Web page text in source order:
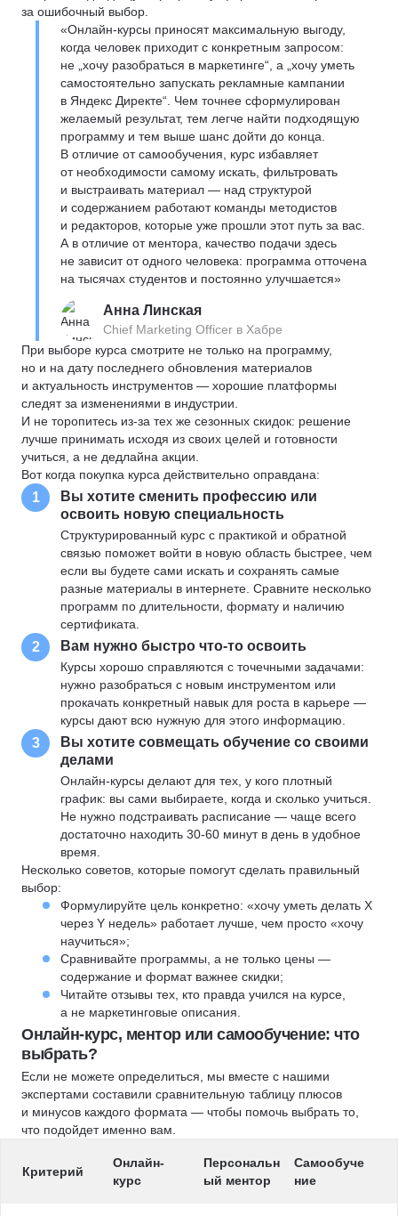
за ошибочный выбор.
«Онлайн-курсы приносят максимальную выгоду,
когда человек приходит с конкретным запросом:
не „хочу разобраться в маркетинге“, а „хочу уметь
самостоятельно запускать рекламные кампании
в Яндекс Директе“. Чем точнее сформулирован
желаемый результат, тем легче найти подходящую
программу и тем выше шанс дойти до конца.
В отличие от самообучения, курс избавляет
от необходимости самому искать, фильтровать
и выстраивать материал — над структурой
и содержанием работают команды методистов
и редакторов, которые уже прошли этот путь за вас.
А в отличие от ментора, качество подачи здесь
не зависит от одного человека: программа отточена
на тысячах студентов и постоянно улучшается»
Анна Линская
Chief Marketing Officer в Хабре
При выборе курса смотрите не только на программу,
но и на дату последнего обновления материалов
и актуальность инструментов — хорошие платформы
следят за изменениями в индустрии.
И не торопитесь из-за тех же сезонных скидок: решение
лучше принимать исходя из своих целей и готовности
учиться, а не дедлайна акции.
Вот когда покупка курса действительно оправдана:
1
Вы хотите сменить профессию или
освоить новую специальность
Структурированный курс с практикой и обратной
связью поможет войти в новую область быстрее, чем
если вы будете сами искать и сохранять самые
разные материалы в интернете. Сравните несколько
программ по длительности, формату и наличию
сертификата.
2 Вам нужно быстро что-то освоить
Курсы хорошо справляются с точечными задачами:
нужно разобраться с новым инструментом или
прокачать конкретный навык для роста в карьере —
курсы дают всю нужную для этого информацию.
3
Вы хотите совмещать обучение со своими
делами
Онлайн-курсы делают для тех, у кого плотный
график: вы сами выбираете, когда и сколько учиться.
Не нужно подстраивать расписание — чаще всего
достаточно находить 30-60 минут в день в удобное
время.
Несколько советов, которые помогут сделать правильный
выбор:
Формулируйте цель конкретно: «хочу уметь делать X
через Y недель» работает лучше, чем просто «хочу
научиться»;
Сравнивайте программы, а не только цены —
содержание и формат важнее скидки;
Читайте отзывы тех, кто правда учился на курсе,
а не маркетинговые описания.
Онлайн-курс, ментор или самообучение: что
выбрать?
Если не можете определиться, мы вместе с нашими
экспертами составили сравнительную таблицу плюсов
и минусов каждого формата — чтобы помочь выбрать то,
что подойдет именно вам.
Критерий
Онлайн-
курс
Персональн
ый ментор
Самообуче
ние